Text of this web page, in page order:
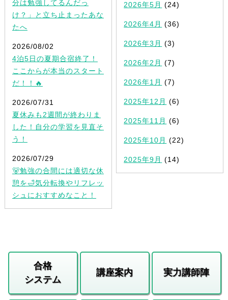
分は勉強してるんだっ
け？」と立ち止まったあな
たへ
2026/08/02
4泊5日の夏期合宿終了！
ここからが本当のスタート
だ！！🔥
2026/07/31
夏休みも2週間が終わりま
した！自分の学習を見直そ
う！
2026/07/29
🐻勉強の合間には適切な休
憩を🛁気分転換やリフレッ
シュにおすすめなこと！
2026年5月 (24)
2026年4月 (36)
2026年3月 (3)
2026年2月 (7)
2026年1月 (7)
2025年12月 (6)
2025年11月 (6)
2025年10月 (22)
2025年9月 (14)
合格
システム
講座案内 実力講師陣